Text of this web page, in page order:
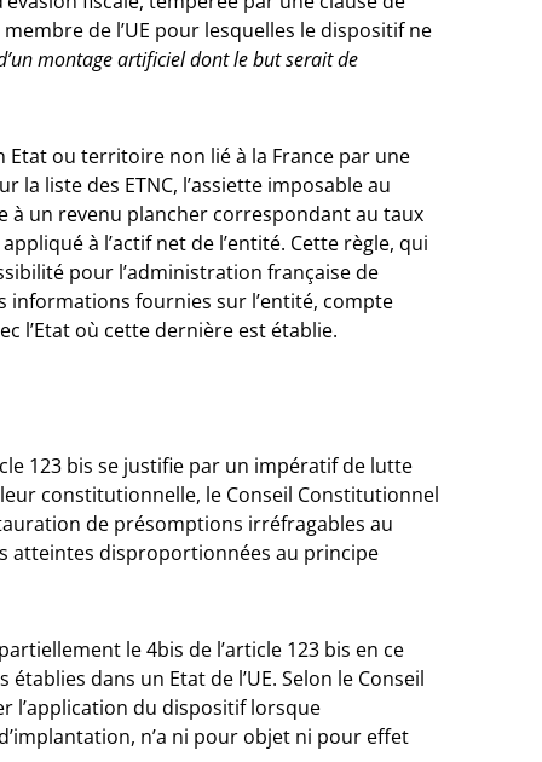
de l’UE pour lesquelles le dispositif ne
montage artificiel dont le but serait de
ou territoire non lié à la France par une
liste des ETNC, l’assiette imposable au
un revenu plancher correspondant au taux
à l’actif net de l’entité. Cette règle, qui
pour l’administration française de
informations fournies sur l’entité, compte
l’Etat où cette dernière est établie.
123 bis se justifie par un impératif de lutte
constitutionnelle, le Conseil Constitutionnel
de présomptions irréfragables au
atteintes disproportionnées au principe
le 4bis de l’article 123 bis en ce
dans un Etat de l’UE. Selon le Conseil
l’application du dispositif lorsque
n’a ni pour objet ni pour effet